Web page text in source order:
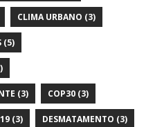
CLIMA URBANO (3)
(5)
(3) COP30 (3)
(3) DESMATAMENTO (3)